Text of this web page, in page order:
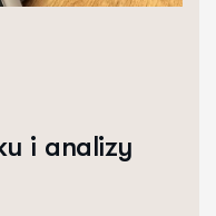
i analizy